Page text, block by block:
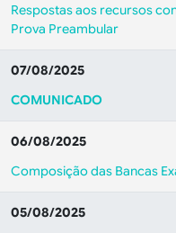
Respostas aos recursos
Prova Preambular
07/08/2025
COMUNICADO
06/08/2025
Composição das Bancas
05/08/2025